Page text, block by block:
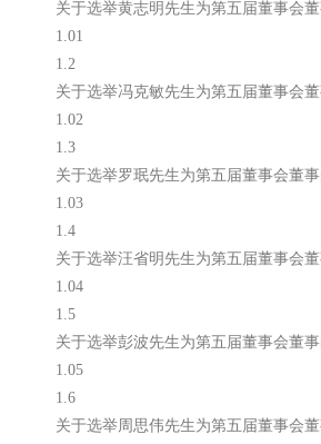
关于选举黄志明先生为第五届董事会董
1.01
1.2
关于选举冯克敏先生为第五届董事会董
1.02
1.3
关于选举罗珉先生为第五届董事会董事
1.03
1.4
关于选举汪省明先生为第五届董事会董
1.04
1.5
关于选举彭波先生为第五届董事会董事
1.05
1.6
关于选举周思伟先生为第五届董事会董